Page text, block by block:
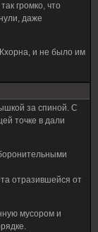
громко, что
даже
и не было им
за спиной. С
точке в дали
отразившейся от
мусором и